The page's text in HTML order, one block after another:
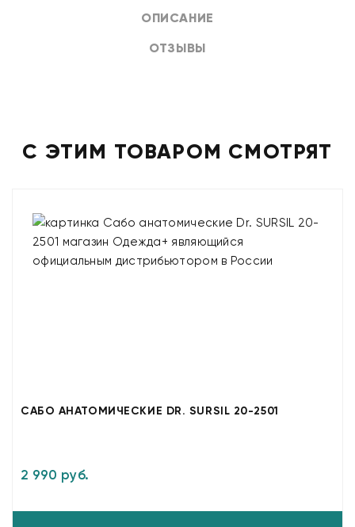
ОПИСАНИЕ
ОТЗЫВЫ
С ЭТИМ ТОВАРОМ СМОТРЯТ
САБО АНАТОМИЧЕСКИЕ DR. SURSIL 20-2501
2 990 руб.